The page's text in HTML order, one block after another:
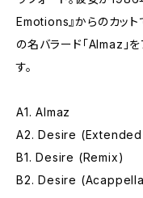
Emotions』からのカッ
の名バラード「Almaz」
す。
A1. Almaz
A2. Desire
B1. Desire (Remix)
B2. Desire